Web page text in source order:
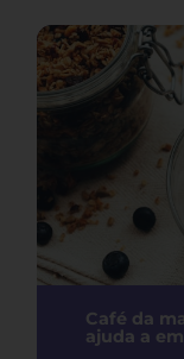
Café da
ajuda a